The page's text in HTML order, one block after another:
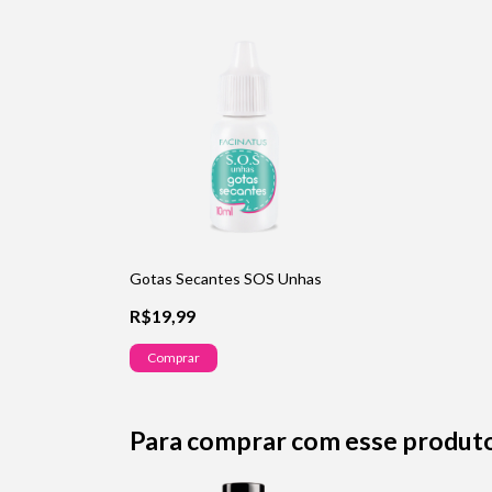
Gotas Secantes SOS Unhas
R$19,99
Comprar
Para comprar com esse